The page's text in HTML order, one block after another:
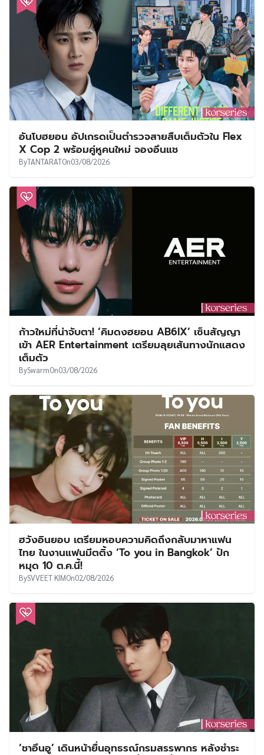
อันโบฮยอน อัปเกรดเป็นตำรวจสายสืบเต็มตัวใน Flex
X Cop 2 พร้อมคู่หูคนใหม่ จองอึนแช
ByTANTARATOn03/08/2026
ก้าวใหม่ที่น่าจับตา! ‘คิมดงฮยอน AB6IX’ เซ็นสัญญา
เข้า AER Entertainment เตรียมลุยเส้นทางนักแสดง
เต็มตัว
BySwarmOn03/08/2026
ฮวังอินยอบ เตรียมหอบความคิดถึงกลับมาหาแฟน
ไทย ในงานแฟนมีตติ้ง ‘To you in Bangkok’ ปัก
หมุด 10 ต.ค.นี้!
BySVVEET KIMOn02/08/2026
‘ชาอึนอู’ เดินหน้ายื่นอุทธรณ์กรมสรรพากร หลังชำระ